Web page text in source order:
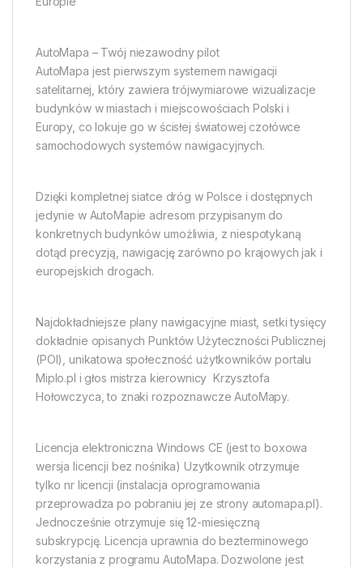
AutoMapa – Twój niezawodny pilot
AutoMapa jest pierwszym systemem nawigacji
satelitarnej, który zawiera trójwymiarowe wizualizacje
budynków w miastach i miejscowościach Polski i
Europy, co lokuje go w ścisłej światowej czołówce
samochodowych systemów nawigacyjnych.
Dzięki kompletnej siatce dróg w Polsce i dostępnych
jedynie w AutoMapie adresom przypisanym do
konkretnych budynków umożliwia, z niespotykaną
dotąd precyzją, nawigację zarówno po krajowych jak i
europejskich drogach.
Najdokładniejsze plany nawigacyjne miast, setki tysięcy
dokładnie opisanych Punktów Użyteczności Publicznej
(POI), unikatowa społeczność użytkowników portalu
Miplo.pl i głos mistrza kierownicy  Krzysztofa
Hołowczyca, to znaki rozpoznawcze AutoMapy.
Licencja elektroniczna Windows CE (jest to boxowa
wersja licencji bez nośnika) Uzytkownik otrzymuje
tylko nr licencji (instalacja oprogramowania
przeprowadza po pobraniu jej ze strony automapa.pl).
Jednocześnie otrzymuje się 12-miesięczną
subskrypcję. Licencja uprawnia do bezterminowego
korzystania z programu AutoMapa. Dozwolone jest